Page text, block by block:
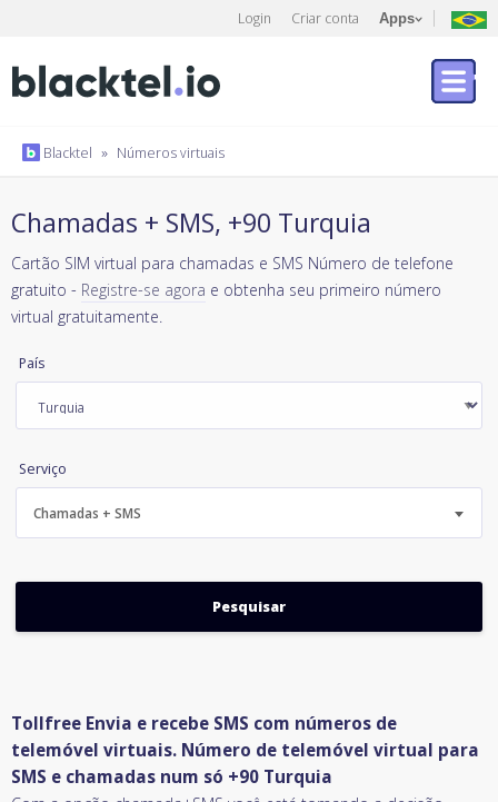
Login Criar conta Apps
Blacktel » Números virtuais
Chamadas + SMS, +90 Turquia
Cartão SIM virtual para chamadas e SMS Número de telefone
gratuito - Registre-se agora e obtenha seu primeiro número
virtual gratuitamente.
País
Serviço
Chamadas + SMS
Tollfree Envia e recebe SMS com números de
telemóvel virtuais. Número de telemóvel virtual para
SMS e chamadas num só +90 Turquia